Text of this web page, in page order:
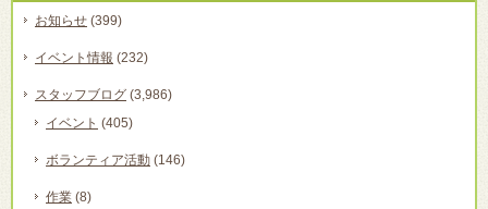
お知らせ (399)
イベント情報 (232)
スタッフブログ (3,986)
イベント (405)
ボランティア活動 (146)
作業 (8)